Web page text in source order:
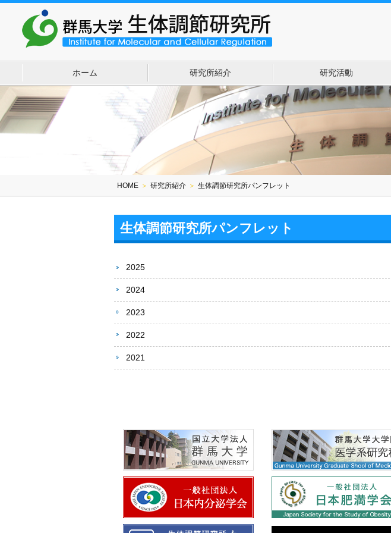
ホーム 研究所紹介 研究活動
HOME ＞ 研究所紹介 ＞ 生体調節研究所パンフレット
生体調節研究所パンフレット
2025
2024
2023
2022
2021